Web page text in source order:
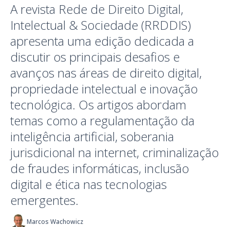
A revista Rede de Direito Digital,
Intelectual & Sociedade (RRDDIS)
apresenta uma edição dedicada a
discutir os principais desafios e
avanços nas áreas de direito digital,
propriedade intelectual e inovação
tecnológica. Os artigos abordam
temas como a regulamentação da
inteligência artificial, soberania
jurisdicional na internet, criminalização
de fraudes informáticas, inclusão
digital e ética nas tecnologias
emergentes.
Marcos Wachowicz